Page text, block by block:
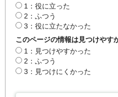
1：役に立った
2：ふつう
3：役に立たなかった
このページの情報は見つけやす
1：見つけやすかった
2：ふつう
3：見つけにくかった